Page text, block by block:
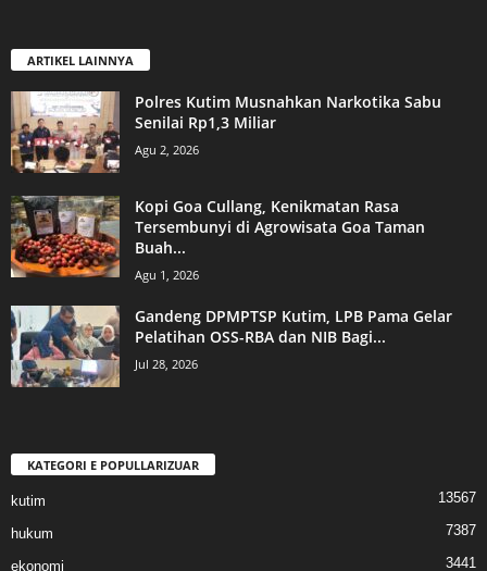
ARTIKEL LAINNYA
Polres Kutim Musnahkan Narkotika Sabu
Senilai Rp1,3 Miliar
Agu 2, 2026
Kopi Goa Cullang, Kenikmatan Rasa
Tersembunyi di Agrowisata Goa Taman
Buah...
Agu 1, 2026
Gandeng DPMPTSP Kutim, LPB Pama Gelar
Pelatihan OSS-RBA dan NIB Bagi...
Jul 28, 2026
KATEGORI E POPULLARIZUAR
kutim 13567
hukum 7387
ekonomi 3441